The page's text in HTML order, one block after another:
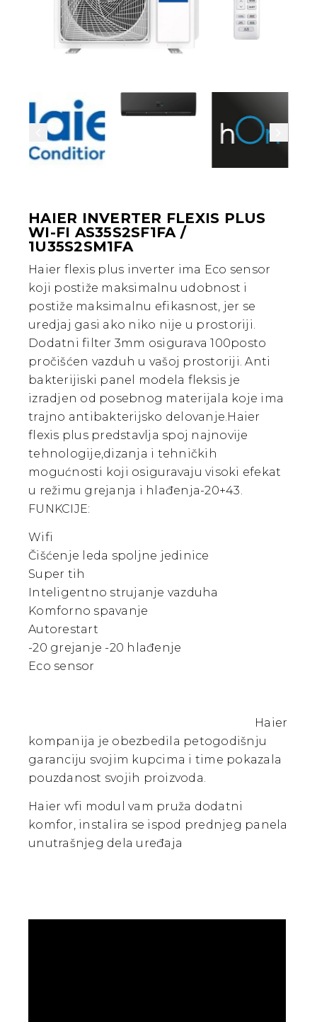
HAIER INVERTER FLEXIS PLUS
WI-FI AS35S2SF1FA /
1U35S2SM1FA
Haier flexis plus inverter ima Eco sensor
koji postiže maksimalnu udobnost i
postiže maksimalnu efikasnost, jer se
uredjaj gasi ako niko nije u prostoriji.
Dodatni filter 3mm osigurava 100posto
pročišćen vazduh u vašoj prostoriji. Anti
bakterijiski panel modela fleksis je
izradjen od posebnog materijala koje ima
trajno antibakterijsko delovanje.Haier
flexis plus predstavlja spoj najnovije
tehnologije,dizanja i tehničkih
mogućnosti koji osiguravaju visoki efekat
u režimu grejanja i hlađenja-20+43.
FUNKCIJE:
Wifi
Čišćenje leda spoljne jedinice
Super tih
Inteligentno strujanje vazduha
Komforno spavanje
Autorestart
-20 grejanje -20 hlađenje
Eco sensor
Haier
kompanija je obezbedila petogodišnju
garanciju svojim kupcima i time pokazala
pouzdanost svojih proizvoda.
Haier wfi modul vam pruža dodatni
komfor, instalira se ispod prednjeg panela
unutrašnjeg dela uređaja